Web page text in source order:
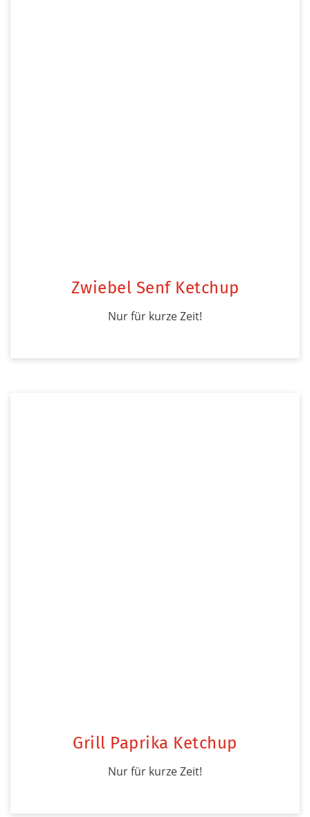
Zwiebel Senf Ketchup
Nur für kurze Zeit!
Grill Paprika Ketchup
Nur für kurze Zeit!